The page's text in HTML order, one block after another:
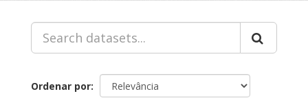
Ordenar por